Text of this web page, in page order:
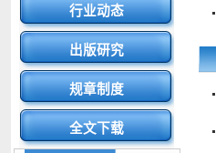
行业动态
出版研究
规章制度
全文下载